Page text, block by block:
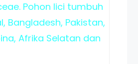
Pohon lici tumbuh
Bangladesh, Pakistan,
Afrika Selatan dan